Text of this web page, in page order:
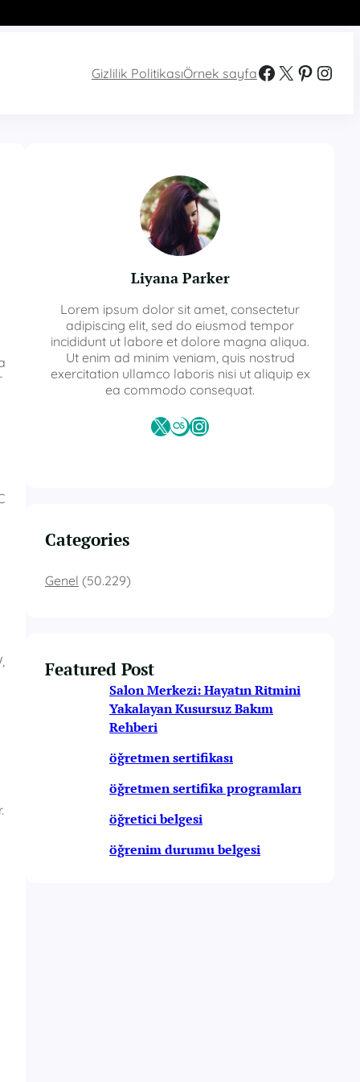
Gizlilik PolitikasıÖrnek sayfaFacebook X Pinterest Instagram
Liyana Parker
Lorem ipsum dolor sit amet, consectetur
adipiscing elit, sed do eiusmod tempor
incididunt ut labore et dolore magna aliqua.
Ut enim ad minim veniam, quis nostrud
exercitation ullamco laboris nisi ut aliquip ex
ea commodo consequat.
X Last.fmInstagram
Categories
Genel (50.229)
Featured Post
Salon Merkezi: Hayatın Ritmini
Yakalayan Kusursuz Bakım
Rehberi
öğretmen sertifikası
öğretmen sertifika programları
öğretici belgesi
öğrenim durumu belgesi